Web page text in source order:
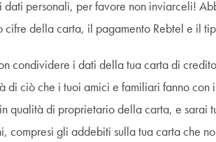
dati personali, per favore non inviarceli!
cifre della carta, il pagamento Rebtel e il
condividere i dati della tua carta di
di ciò che i tuoi amici e familiari fanno
qualità di proprietario della carta, e sarai
compresi gli addebiti sulla tua carta che